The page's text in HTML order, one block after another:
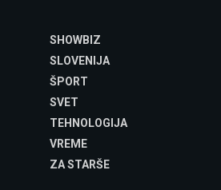
SHOWBIZ
SLOVENIJA
ŠPORT
SVET
TEHNOLOGIJA
VREME
ZA STARŠE